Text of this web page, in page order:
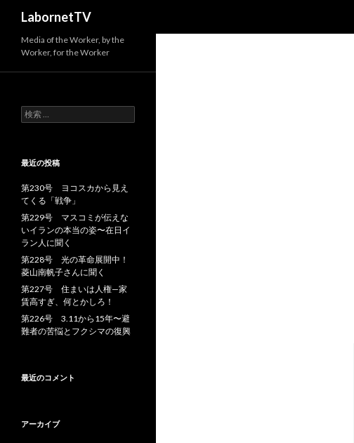
LabornetTV
Media of the Worker, by the
Worker, for the Worker
検
索
最近の投稿
第230号 ヨコスカから見え
てくる「戦争」
第229号 マスコミが伝えな
いイランの本当の姿〜在日イ
ラン人に聞く
第228号 光の革命展開中！
菱山南帆子さんに聞く
第227号 住まいは人権—家
賃高すぎ、何とかしろ！
第226号 3.11から15年〜避
難者の苦悩とフクシマの復興
最近のコメント
アーカイブ